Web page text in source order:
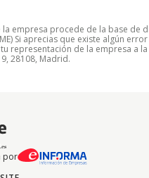
la empresa procede de la base de
Si aprecias que existe algún
representación de la empresa a
28108, Madrid.
por